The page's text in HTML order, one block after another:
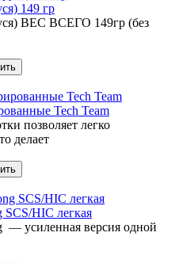
149 гр
ВЕС ВСЕГО 149гр (без
Tech Team
позволяет легко
делает
SCS/HIC легкая
— усиленная версия одной